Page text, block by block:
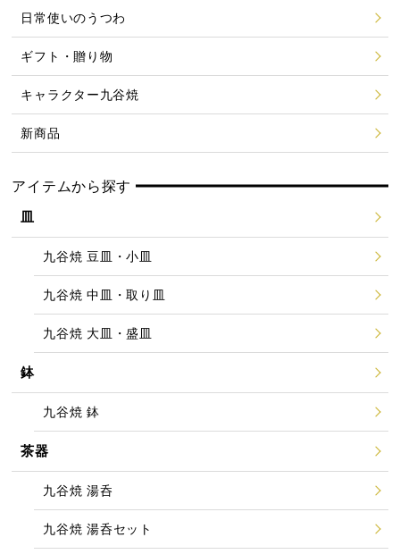
日常使いのうつわ
ギフト・贈り物
キャラクター九谷焼
新商品
アイテムから探す
皿
九谷焼 豆皿・小皿
九谷焼 中皿・取り皿
九谷焼 大皿・盛皿
鉢
九谷焼 鉢
茶器
九谷焼 湯呑
九谷焼 湯呑セット